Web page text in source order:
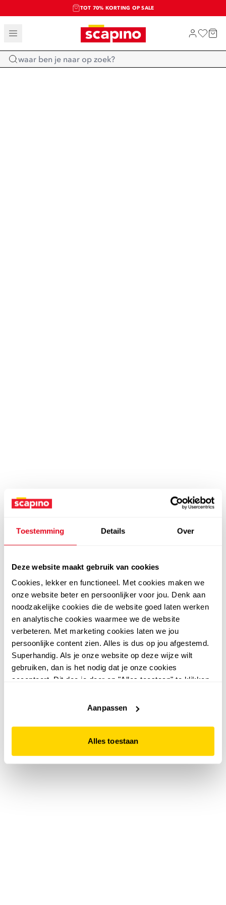
Toestemming Details Over
Deze website maakt gebruik van cookies
Cookies, lekker en functioneel. Met cookies maken we
onze website beter en persoonlijker voor jou. Denk aan
noodzakelijke cookies die de website goed laten werken
en analytische cookies waarmee we de website
verbeteren. Met marketing cookies laten we jou
persoonlijke content zien. Alles is dus op jou afgestemd.
Superhandig. Als je onze website op deze wijze wilt
gebruiken, dan is het nodig dat je onze cookies
accepteert. Dit doe je door op "Alles toestaan" te klikken.
website niet optimaal functioneert.
Aanpassen
Alles toestaan
TOT 70% KORTING OP SALE
SALE: LAATSTE KANS!
SHOP NIEUW
Home